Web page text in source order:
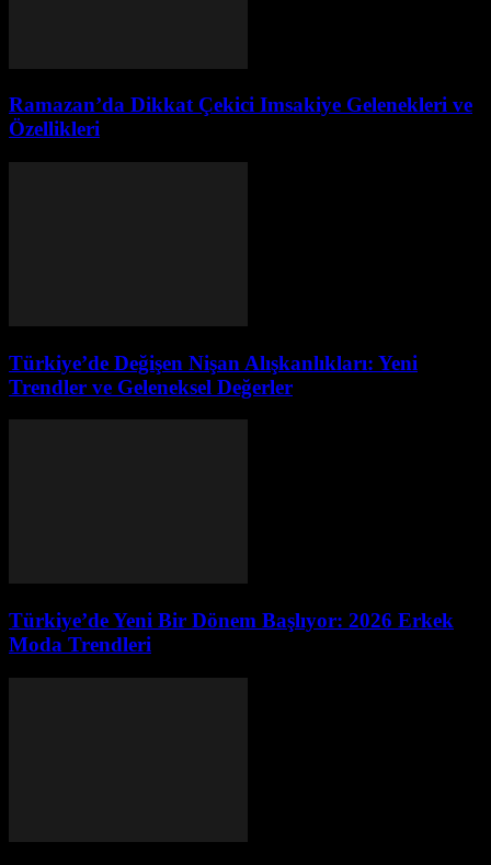
Ramazan’da Dikkat Çekici Imsakiye Gelenekleri ve
Özellikleri
Türkiye’de Değişen Nişan Alışkanlıkları: Yeni
Trendler ve Geleneksel Değerler
Türkiye’de Yeni Bir Dönem Başlıyor: 2026 Erkek
Moda Trendleri